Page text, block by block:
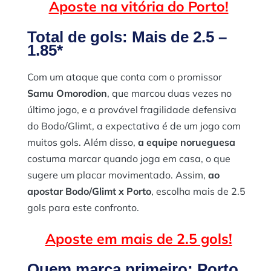
Aposte na vitória do Porto!
Total de gols: Mais de 2.5 –
1.85*
Com um ataque que conta com o promissor
Samu Omorodion, que marcou duas vezes no
último jogo, e a provável fragilidade defensiva
do Bodo/Glimt, a expectativa é de um jogo com
muitos gols. Além disso, a equipe norueguesa
costuma marcar quando joga em casa, o que
sugere um placar movimentado. Assim, ao
apostar Bodo/Glimt x Porto, escolha mais de 2.5
gols para este confronto.
Aposte em mais de 2.5 gols!